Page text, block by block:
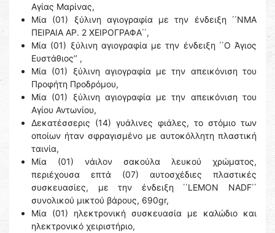
Αγίας Μαρίνας,
Μία (01) ξύλινη αγιογραφία με την ένδειξη ΄΄ΝΜΑ
ΠΕΙΡΑΙΑ ΑΡ. 2 ΧΕΙΡΟΓΡΑΦΑ΄΄,
Μία (01) ξύλινη αγιογραφία με την ένδειξη ΄΄Ο Άγιος
Ευστάθιος’’ ,
Μία (01) ξύλινη αγιογραφία με την απεικόνιση του
Προφήτη Προδρόμου,
Μία (01) ξύλινη αγιογραφία με την απεικόνιση του
Αγίου Αντωνίου,
Δεκατέσσερις (14) γυάλινες φιάλες, το στόμιο των
οποίων ήταν σφραγισμένο με αυτοκόλλητη πλαστική
ταινία,
Μία (01) νάιλον σακούλα λευκού χρώματος,
περιέχουσα επτά (07) αυτοσχέδιες πλαστικές
συσκευασίες, με την ένδειξη ΄΄LEMON NADF΄΄
συνολικού μικτού βάρους, 690gr,
Μία (01) ηλεκτρονική συσκευασία με καλώδιο και
ηλεκτρονικό χειριστήριο,